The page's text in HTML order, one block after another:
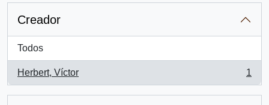
Creador
Todos
Herbert, Víctor
, 1 resultados
1